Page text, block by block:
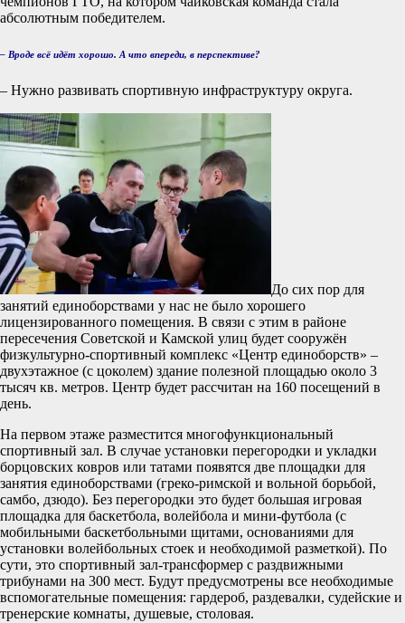
абсолютным победителем.
– Вроде всё идёт хорошо. А что впереди, в перспективе?
– Нужно развивать спортивную инфраструктуру округа.
До сих пор для
занятий единоборствами у нас не было хорошего
лицензированного помещения. В связи с этим в районе
пересечения Советской и Камской улиц будет сооружён
физкультурно-спортивный комплекс «Центр единоборств» –
двухэтажное (с цоколем) здание полезной площадью около 3
тысяч кв. метров. Центр будет рассчитан на 160 посещений в
день.
На первом этаже разместится многофункциональный
спортивный зал. В случае установки перегородки и укладки
борцовских ковров или татами появятся две площадки для
занятия единоборствами (греко-римской и вольной борьбой,
самбо, дзюдо). Без перегородки это будет большая игровая
площадка для баскетбола, волейбола и мини-футбола (с
мобильными баскетбольными щитами, основаниями для
установки волейбольных стоек и необходимой разметкой). По
сути, это спортивный зал-трансформер с раздвижными
трибунами на 300 мест. Будут предусмотрены все необходимые
вспомогательные помещения: гардероб, раздевалки, судейские и
тренерские комнаты, душевые, столовая.